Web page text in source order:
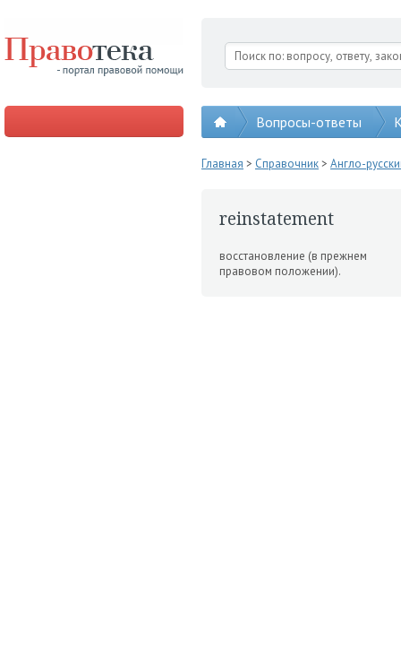
Вопросы-ответы
Главная > Справочник> Англо-
reinstatement
восстановление (в преж­нем
правовом положении).